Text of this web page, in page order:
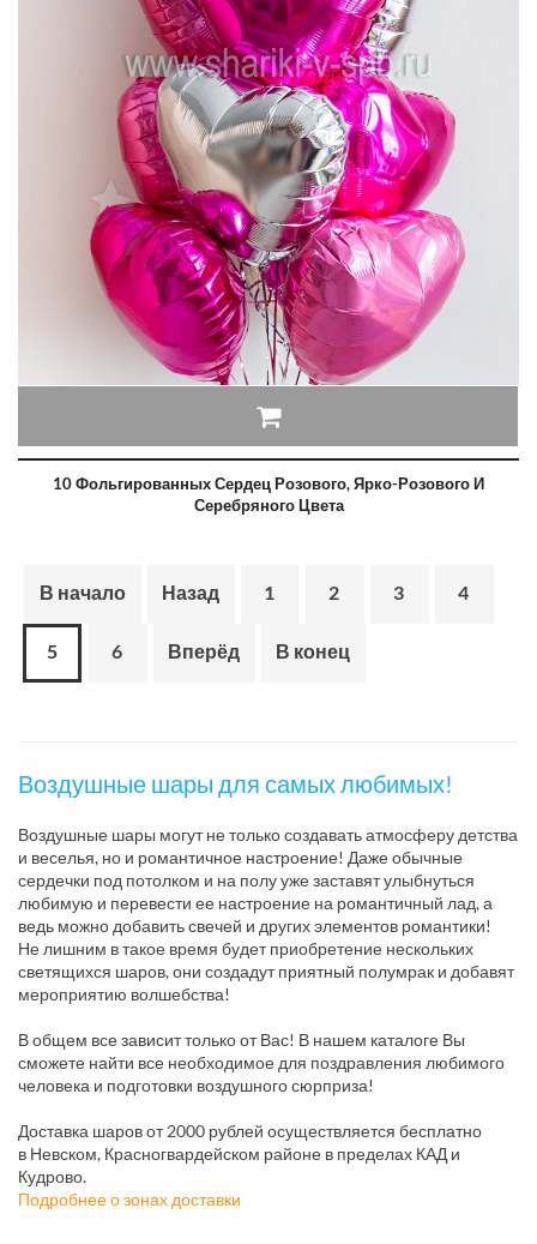
10 Фольгированных Сердец Розового, Ярко-Розового И
Серебряного Цвета
В начало Назад 1 2 3 4
5 6 Вперёд В конец
Воздушные шары для самых любимых!
Воздушные шары могут не только создавать атмосферу детства
и веселья, но и романтичное настроение! Даже обычные
сердечки под потолком и на полу уже заставят улыбнуться
любимую и перевести ее настроение на романтичный лад, а
ведь можно добавить свечей и других элементов романтики!
Не лишним в такое время будет приобретение нескольких
светящихся шаров, они создадут приятный полумрак и добавят
мероприятию волшебства!
В общем все зависит только от Вас! В нашем каталоге Вы
сможете найти все необходимое для поздравления любимого
человека и подготовки воздушного сюрприза!
Доставка шаров от 2000 рублей осуществляется бесплатно
в Невском, Красногвардейском районе в пределах КАД и
Кудрово.
Подробнее о зонах доставки